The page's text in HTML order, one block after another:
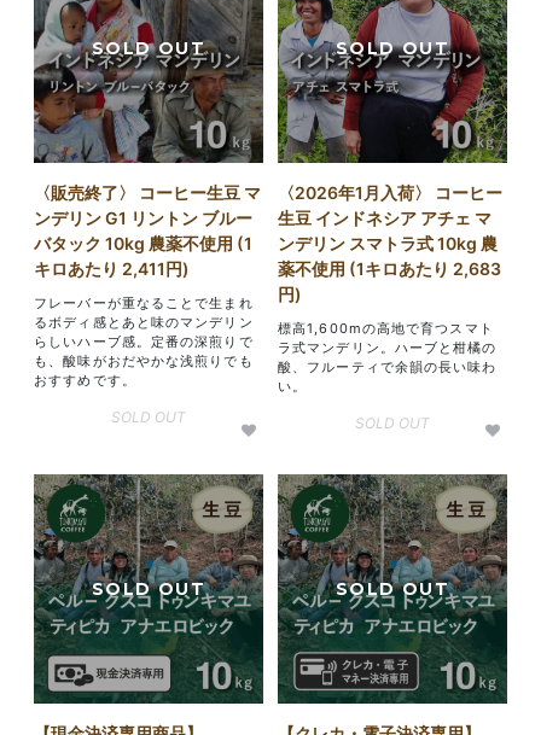
〈販売終了〉 コーヒー生豆 マ
ンデリン G1 リントン ブルー
バタック 10kg 農薬不使用 (1
キロあたり 2,411円)
フレーバーが重なることで生まれ
るボディ感とあと味のマンデリン
らしいハーブ感。定番の深煎りで
も、酸味がおだやかな浅煎りでも
おすすめです。
SOLD OUT
〈2026年1月入荷〉 コーヒー
生豆 インドネシア アチェ マ
ンデリン スマトラ式 10kg 農
薬不使用 (1キロあたり 2,683
円)
標高1,600mの高地で育つスマト
ラ式マンデリン。ハーブと柑橘の
酸、フルーティで余韻の長い味わ
い。
SOLD OUT